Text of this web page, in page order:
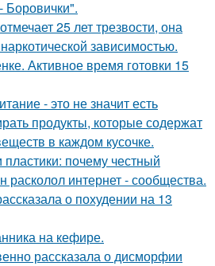
Боровички".
25 лет трезвости, она
зависимостью.
Активное время готовки 15
- это не значит есть
продукты, которые содержат
в каждом кусочке.
почему честный
расколол интернет - сообщества.
о похудении на 13
на кефире.
рассказала о дисморфии